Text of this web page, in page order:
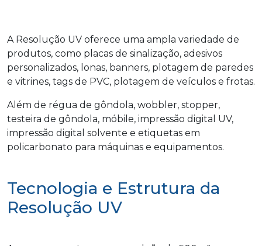
A Resolução UV oferece uma ampla variedade de
produtos, como placas de sinalização, adesivos
personalizados, lonas, banners, plotagem de paredes
e vitrines, tags de PVC, plotagem de veículos e frotas.
Além de régua de gôndola, wobbler, stopper,
testeira de gôndola, móbile, impressão digital UV,
impressão digital solvente e etiquetas em
policarbonato para máquinas e equipamentos.
Tecnologia e Estrutura da
Resolução UV